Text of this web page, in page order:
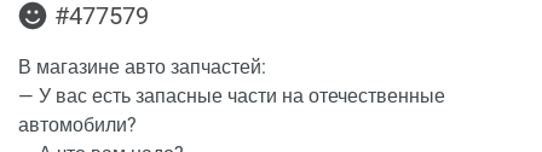
#477579
В магазине авто запчастей:
— У вас есть запасные части на отечественные
автомобили?